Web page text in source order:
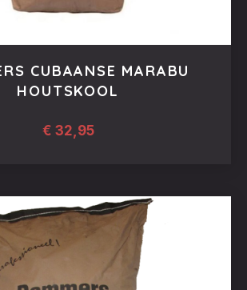
CUBAANSE MARABU
HOUTSKOOL
€ 32,95